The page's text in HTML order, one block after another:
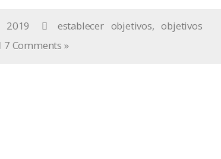
2019 establecer objetivos,objetivos
7 Comments »